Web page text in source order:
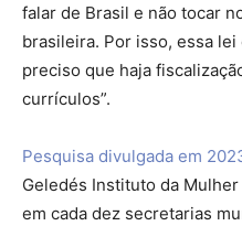
falar de Brasil e não tocar
brasileira. Por isso, essa
preciso que haja
currículos”.
Pesquisa divulgada em
Geledés Instituto da
em cada dez secretarias